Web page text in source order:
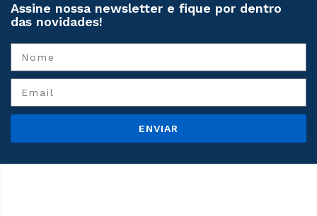
Assine nossa newsletter e fique por dentro
das novidades!
ENVIAR